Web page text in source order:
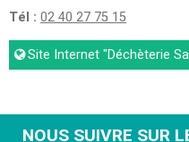
Tél : 02 40 27 75 15
Site Internet"Déchèterie
NOUS SUIVRE SUR